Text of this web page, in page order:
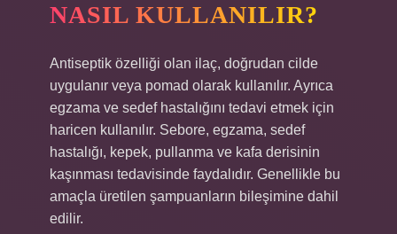
NASIL KULLANILIR?
Antiseptik özelliği olan ilaç, doğrudan cilde
uygulanır veya pomad olarak kullanılır. Ayrıca
egzama ve sedef hastalığını tedavi etmek için
haricen kullanılır. Sebore, egzama, sedef
hastalığı, kepek, pullanma ve kafa derisinin
kaşınması tedavisinde faydalıdır. Genellikle bu
amaçla üretilen şampuanların bileşimine dahil
edilir.